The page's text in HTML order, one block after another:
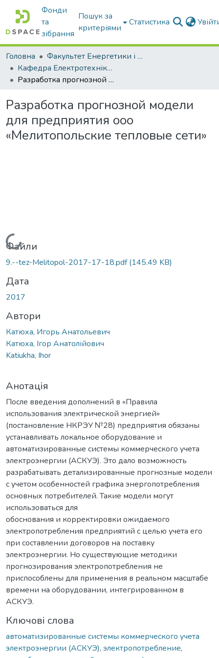
Фонди
та
зібрання
Пошук за
критеріями
Статистика
Головна
Факультет Енергетики і комп'ютерних технологій
Кафедра Електротехніки і електромеханіки ім. проф. В.В. Овчарова
Разработка прогнозной модели для предприятия ооо «Мелитопольские тепловые сети»
Разработка прогнозной модели
для предприятия ооо
«Мелитопольские тепловые сети»
Вантажиться...
Файли
9.--tez-Melitopol-2017-17-18.pdf(145.49 KB)
Дата
2017
Автори
Катюха, Игорь Анатольевич
Катюха, Ігор Анатолійович
Katiukha, Ihor
Анотація
После введения дополнений в «Правила
использования электрической энергией»
(постановление НКРЭУ №28) предприятия обязаны
устанавливать локальное оборудование и
автоматизированные системы коммерческого учета
электроэнергии (АСКУЭ). Это дало возможность
разрабатывать детализированные прогнозные модели
с учетом особенностей графика энергопотребления
основных потребителей. Такие модели могут
использоваться для
обоснования и корректировки ожидаемого
электропотребления предприятий с целью учета его
при составлении договоров на поставку
электроэнергии. Но существующие методики
прогнозирования электропотребления не
приспособлены для применения в реальном масштабе
времени на оборудовании, интегрированном в
АСКУЭ.
Ключові слова
автоматизированные системы коммерческого учета
электроэнергии (АСКУЭ), электропотребление,